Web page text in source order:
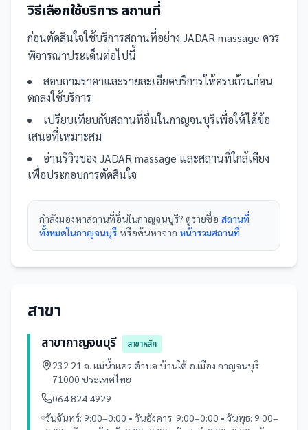
วิธีเลือกใช้บริการ สถานที่
ก่อนตัดสินใจใช้บริการสถานที่อย่าง JADAR massage ควร
พิจารณาประเด็นต่อไปนี้
สอบถามราคาและรายละเอียดบริการให้ครบถ้วนก่อน
ตกลงใช้บริการ
เปรียบเทียบกับสถานที่อื่นในกาญจนบุรีเพื่อให้ได้ข้อ
เสนอที่เหมาะสม
อ่านรีวิวของ JADAR massage และสถานที่ใกล้เคียง
เพื่อประกอบการตัดสินใจ
กำลังมองหาสถานที่อื่นในกาญจนบุรี? ดูรายชื่อ สถานที่
ทั้งหมดในกาญจนบุรี หรือค้นหาจาก หน้ารวมสถานที่
สาขา
สาขากาญจนบุรี
สาขาหลัก
232 21 ถ. แม่น้ำแคว ตำบล บ้านใต้ อ.เมือง กาญจนบุรี
71000 ประเทศไทย
064 824 4929
วันจันทร์: 9:00–0:00 • วันอังคาร: 9:00–0:00 • วันพุธ: 9:00–